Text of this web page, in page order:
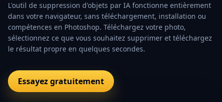
L'outil de suppression d'objets par IA fonctionne entièrement
dans votre navigateur, sans téléchargement, installation ou
compétences en Photoshop. Téléchargez votre photo,
sélectionnez ce que vous souhaitez supprimer et téléchargez
le résultat propre en quelques secondes.
Essayez gratuitement